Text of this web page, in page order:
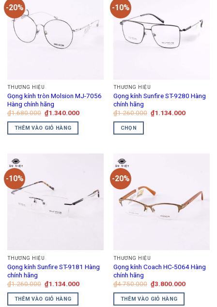
-20%
THƯƠNG HIỆU
Gọng kính tròn Molsion MJ-7056
Hàng chính hãng
₫1.680.000 Giá
gốc
là:
₫1.680.000.
₫1.340.000Giá
THÊM VÀO GIỎ HÀNG
-10%
THƯƠNG HIỆU
Gọng kính Sunfire ST-9280 Hàng
chính hãng
₫1.260.000 Giá
gốc
₫1.134.000Giá
CHỌN
này
có
nhiều
biến
thể.
được
chọn
trên
trang
sản
-10%
THƯƠNG HIỆU
Gọng kính Sunfire ST-9181 Hàng
chính hãng
₫1.260.000 Giá
gốc
là:
₫1.260.000.
₫1.134.000Giá
THÊM VÀO GIỎ HÀNG
-20%
THƯƠNG HIỆU
Gọng kính Coach HC-5064 Hàng
chính hãng
₫4.750.000 Giá
gốc
là:
₫4.750.000.
₫3.800.000Giá
THÊM VÀO GIỎ HÀNG